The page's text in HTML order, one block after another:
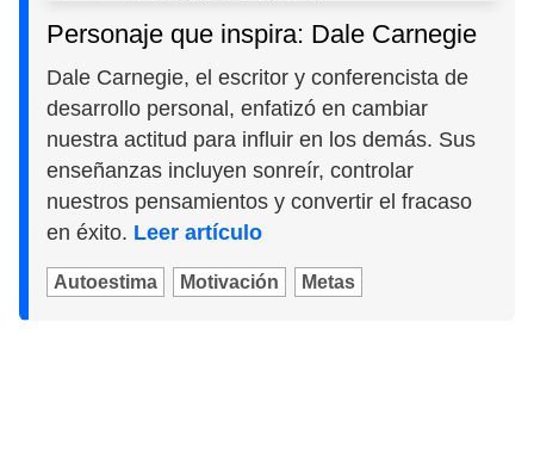
Personaje que inspira: Dale Carnegie
Dale Carnegie, el escritor y conferencista de
desarrollo personal, enfatizó en cambiar
nuestra actitud para influir en los demás. Sus
enseñanzas incluyen sonreír, controlar
nuestros pensamientos y convertir el fracaso
en éxito. Leer artículo
Autoestima Motivación Metas